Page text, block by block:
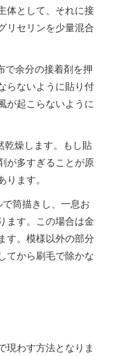
体として、それに接
リセリンを少量混合
で余分の接着剤を押
らないように貼り付
が起こらないように
乾燥します。もし貼
が多すぎることが原
ます。
筒描きし、一息お
ます。この場合は金
す。模様以外の部分
てから刷毛で除かな
現わす方法となりま